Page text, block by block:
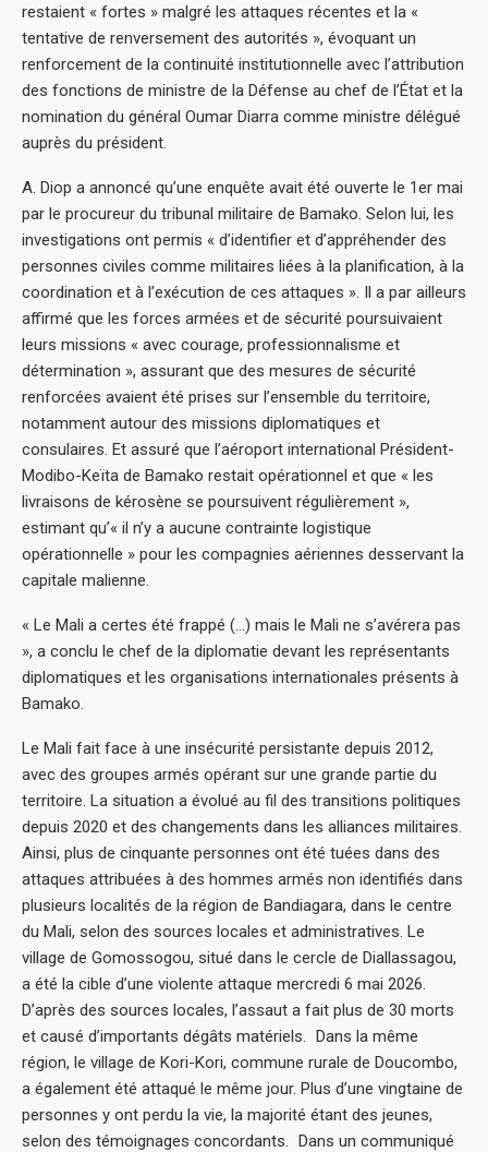
restaient « fortes » malgré les attaques récentes et la «
tentative de renversement des autorités », évoquant un
renforcement de la continuité institutionnelle avec l’attribution
des fonctions de ministre de la Défense au chef de l’État et la
nomination du général Oumar Diarra comme ministre délégué
auprès du président.
A. Diop a annoncé qu’une enquête avait été ouverte le 1er mai
par le procureur du tribunal militaire de Bamako. Selon lui, les
investigations ont permis « d’identifier et d’appréhender des
personnes civiles comme militaires liées à la planification, à la
coordination et à l’exécution de ces attaques ». Il a par ailleurs
affirmé que les forces armées et de sécurité poursuivaient
leurs missions « avec courage, professionnalisme et
détermination », assurant que des mesures de sécurité
renforcées avaient été prises sur l’ensemble du territoire,
notamment autour des missions diplomatiques et
consulaires. Et assuré que l’aéroport international Président-
Modibo-Keïta de Bamako restait opérationnel et que « les
livraisons de kérosène se poursuivent régulièrement »,
estimant qu’« il n’y a aucune contrainte logistique
opérationnelle » pour les compagnies aériennes desservant la
capitale malienne.
« Le Mali a certes été frappé (…) mais le Mali ne s’avérera pas
», a conclu le chef de la diplomatie devant les représentants
diplomatiques et les organisations internationales présents à
Bamako.
Le Mali fait face à une insécurité persistante depuis 2012,
avec des groupes armés opérant sur une grande partie du
territoire. La situation a évolué au fil des transitions politiques
depuis 2020 et des changements dans les alliances militaires.
Ainsi, plus de cinquante personnes ont été tuées dans des
attaques attribuées à des hommes armés non identifiés dans
plusieurs localités de la région de Bandiagara, dans le centre
du Mali, selon des sources locales et administratives. Le
village de Gomossogou, situé dans le cercle de Diallassagou,
a été la cible d’une violente attaque mercredi 6 mai 2026.
D’après des sources locales, l’assaut a fait plus de 30 morts
et causé d’importants dégâts matériels. Dans la même
région, le village de Kori-Kori, commune rurale de Doucombo,
a également été attaqué le même jour. Plus d’une vingtaine de
personnes y ont perdu la vie, la majorité étant des jeunes,
selon des témoignages concordants. Dans un communiqué